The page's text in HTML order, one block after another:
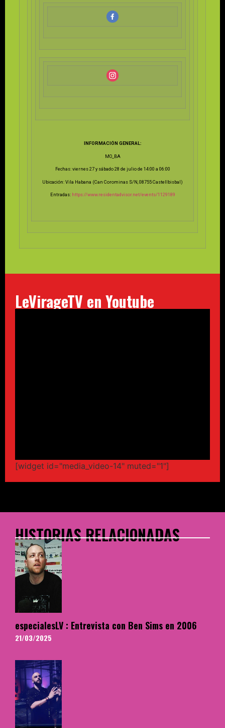
INFORMACIÓN GENERAL:
MO_BA
Fechas: viernes 27 y sábado 28 de julio de 14:00 a 06:00
Ubicación: Vila Habana (Can Corominas S/N, 08755 Castellbisbal)
Entradas: https://www.residentadvisor.net/events/1129189
LeVirageTV en Youtube
[widget id="media_video-14" muted="1"]
HISTORIAS RELACIONADAS
especialesLV : Entrevista con Ben Sims en 2006
21/03/2025